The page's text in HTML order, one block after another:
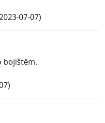
07-07)
bojištěm.